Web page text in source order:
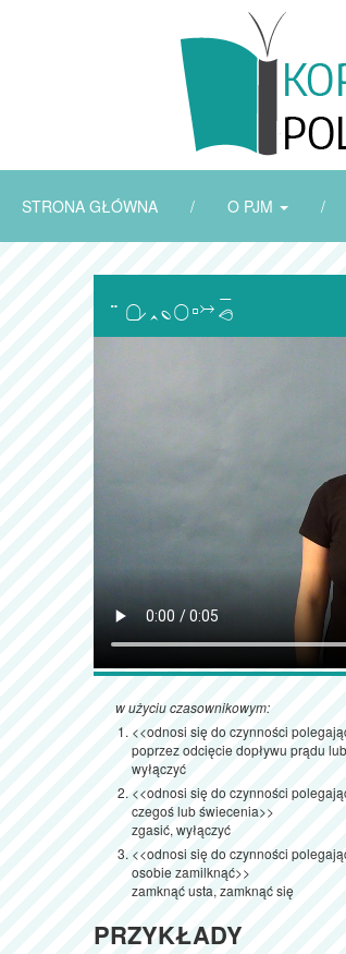
STRONA GŁÓWNA / O PJM /

w użyciu czasownikowym:
<<odnosi się do czynności
poprzez odcięcie dopływu prądu
wyłączyć
<<odnosi się do czynności
czegoś lub świecenia>>
zgasić, wyłączyć
<<odnosi się do czynności
osobie zamilknąć>>
zamknąć usta, zamknąć się
PRZYKŁADY